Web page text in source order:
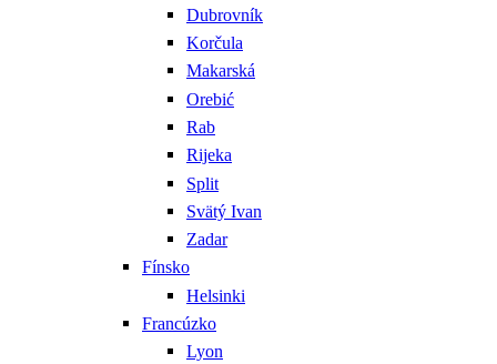
Dubrovník
Korčula
Makarská
Orebić
Rab
Rijeka
Split
Svätý Ivan
Zadar
Fínsko
Helsinki
Francúzko
Lyon